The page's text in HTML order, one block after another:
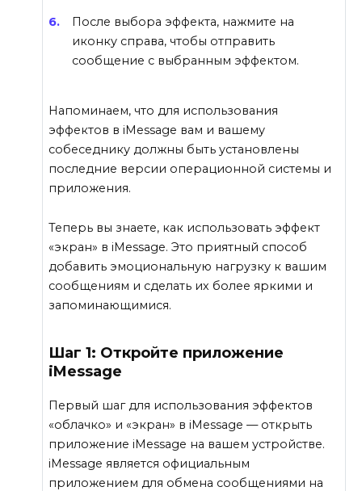
После выбора эффекта, нажмите на
иконку справа, чтобы отправить
сообщение с выбранным эффектом.
Напоминаем, что для использования
эффектов в iMessage вам и вашему
собеседнику должны быть установлены
последние версии операционной системы и
приложения.
Теперь вы знаете, как использовать эффект
«экран» в iMessage. Это приятный способ
добавить эмоциональную нагрузку к вашим
сообщениям и сделать их более яркими и
запоминающимися.
Шаг 1: Откройте приложение
iMessage
Первый шаг для использования эффектов
«облачко» и «экран» в iMessage — открыть
приложение iMessage на вашем устройстве.
iMessage является официальным
приложением для обмена сообщениями на